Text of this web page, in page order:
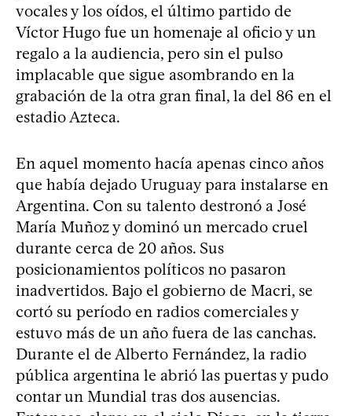
vocales y los oídos, el último partido de
Víctor Hugo fue un homenaje al oficio y un
regalo a la audiencia, pero sin el pulso
implacable que sigue asombrando en la
grabación de la otra gran final, la del 86 en el
estadio Azteca.
En aquel momento hacía apenas cinco años
que había dejado Uruguay para instalarse en
Argentina. Con su talento destronó a José
María Muñoz y dominó un mercado cruel
durante cerca de 20 años. Sus
posicionamientos políticos no pasaron
inadvertidos. Bajo el gobierno de Macri, se
cortó su período en radios comerciales y
estuvo más de un año fuera de las canchas.
Durante el de Alberto Fernández, la radio
pública argentina le abrió las puertas y pudo
contar un Mundial tras dos ausencias.